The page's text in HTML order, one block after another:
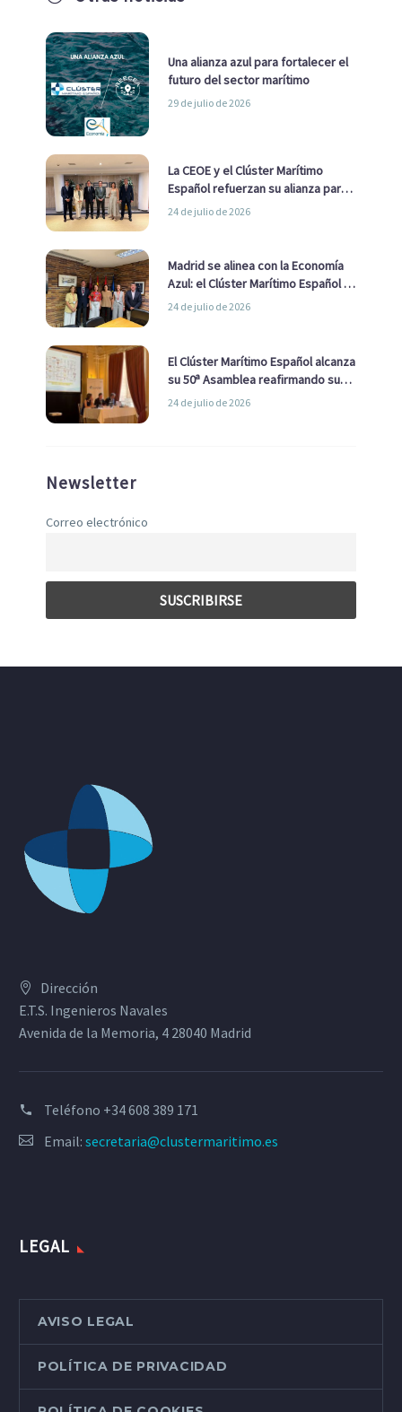
Una alianza azul para fortalecer el
futuro del sector marítimo
29 de julio de 2026
La CEOE y el Clúster Marítimo
Español refuerzan su alianza para
impulsar una estrategia Nacional
24 de julio de 2026
Madrid se alinea con la Economía
Azul: el Clúster Marítimo Español y
la Real Liga Naval avanzan alianzas
24 de julio de 2026
El Clúster Marítimo Español alcanza
su 50ª Asamblea reafirmando su
liderazgo en la Economía Azul
24 de julio de 2026
Newsletter
Correo electrónico
Dirección
E.T.S. Ingenieros Navales
Avenida de la Memoria, 4 28040 Madrid
Teléfono +34 608 389 171
Email: secretaria@clustermaritimo.es
LEGAL
AVISO LEGAL
POLÍTICA DE PRIVACIDAD